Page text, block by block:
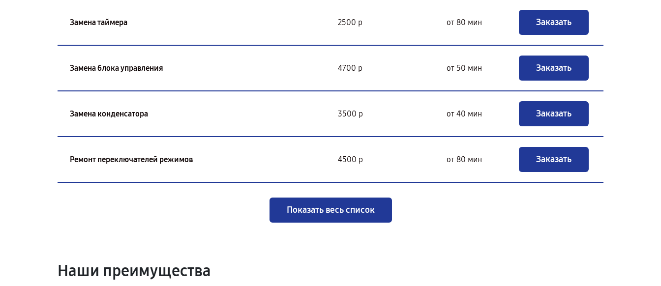
Замена таймера 2500 р от 80 мин Заказать
Замена блока управления 4700 р от 50 мин Заказать
Замена конденсатора 3500 р от 40 мин Заказать
Ремонт переключателей режимов 4500 р от 80 мин Заказать
Показать весь список
Наши преимущества